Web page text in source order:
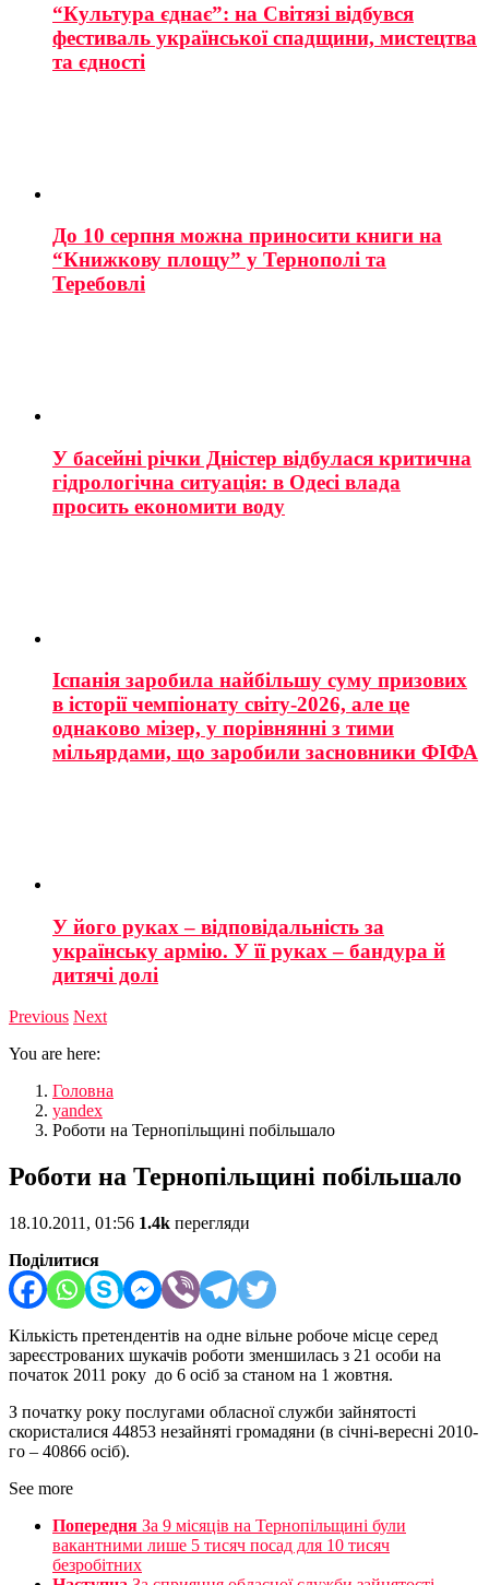
“Культура єднає”: на Світязі відбувся
фестиваль української спадщини, мистецтва
та єдності
До 10 серпня можна приносити книги на
“Книжкову площу” у Тернополі та
Теребовлі
У басейні річки Дністер відбулася критична
гідрологічна ситуація: в Одесі влада
просить економити воду
Іспанія заробила найбільшу суму призових
в історії чемпіонату світу-2026, але це
однаково мізер, у порівнянні з тими
мільярдами, що заробили засновники ФІФА
У його руках – відповідальність за
українську армію. У її руках – бандура й
дитячі долі
Previous Next
You are here:
Головна
yandex
Роботи на Тернопільщині побільшало
Роботи на Тернопільщині побільшало
18.10.2011, 01:56 1.4k перегляди
Поділитися
Кількість претендентів на одне вільне робоче місце серед
зареєстрованих шукачів роботи зменшилась з 21 особи на
початок 2011 року до 6 осіб за станом на 1 жовтня.
З початку року послугами обласної служби зайнятості
скористалися 44853 незайняті громадяни (в січні-вересні 2010-
го – 40866 осіб).
See more
Попередня За 9 місяців на Тернопільщині були
вакантними лише 5 тисяч посад для 10 тисяч
безробітних